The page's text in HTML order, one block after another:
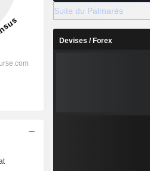
Suite du Palmarès
Devises / Forex